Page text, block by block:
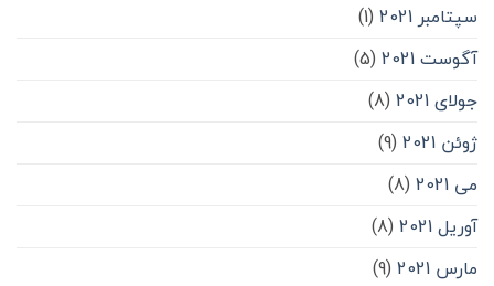
سپتامبر 2021
(1)
آگوست 2021
(5)
جولای 2021
(8)
ژوئن 2021
(9)
می 2021
(8)
آوریل 2021
(8)
مارس 2021
(9)